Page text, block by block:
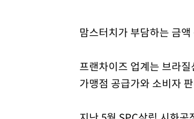
맘스터치가 부담하는 금
프랜차이즈 업계는 브라
가맹점 공급가와 소비자